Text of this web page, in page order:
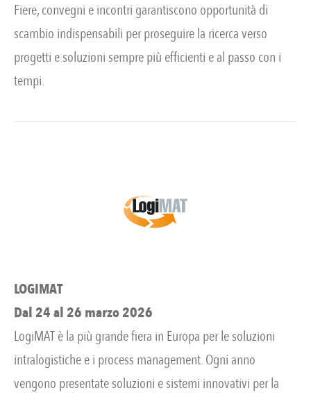
Fiere, convegni e incontri garantiscono opportunità di
scambio indispensabili per proseguire la ricerca verso
progetti e soluzioni sempre più efficienti e al passo con i
tempi.
LOGIMAT
Dal 24 al 26 marzo 2026
LogiMAT è la più grande fiera in Europa per le soluzioni
intralogistiche e i process management. Ogni anno
vengono presentate soluzioni e sistemi innovativi per la